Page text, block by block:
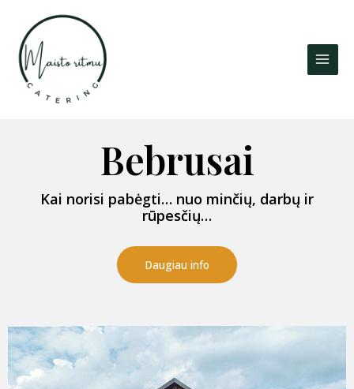
content
Bebrusai
Kai norisi pabėgti… nuo minčių, darbų ir
rūpesčių…
Daugiau info